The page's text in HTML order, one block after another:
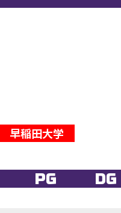
早稲田大学
PG DG